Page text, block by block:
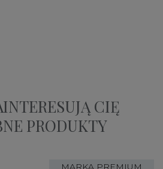
CIĘ
PRODUKTY
MARKA PREMIUM